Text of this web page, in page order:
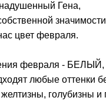
Гена,
цвет февраля.
февраля - БЕЛЫЙ,
любые оттенки
голубизны и